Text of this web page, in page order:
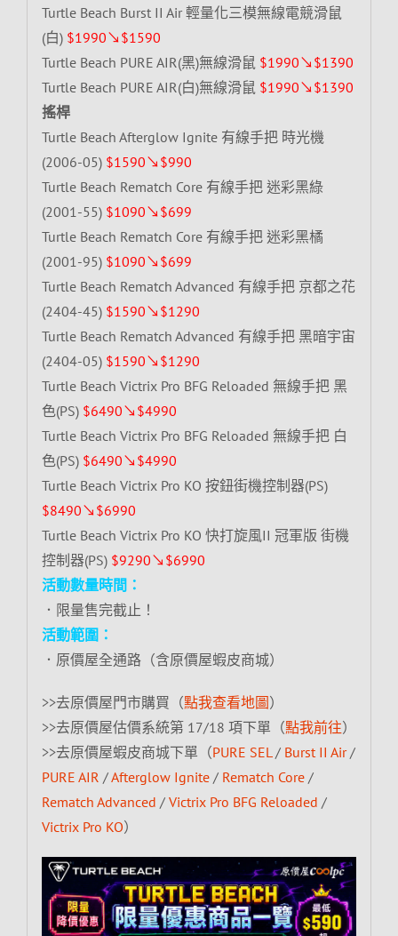
Turtle Beach Burst II Air 輕量化三模無線電競滑鼠
(白) $1990↘$1590
Turtle Beach PURE AIR(黑)無線滑鼠 $1990↘$1390
Turtle Beach PURE AIR(白)無線滑鼠 $1990↘$1390
搖桿
Turtle Beach Afterglow Ignite 有線手把 時光機
(2006-05) $1590↘$990
Turtle Beach Rematch Core 有線手把 迷彩黑綠
(2001-55) $1090↘$699
Turtle Beach Rematch Core 有線手把 迷彩黑橘
(2001-95) $1090↘$699
Turtle Beach Rematch Advanced 有線手把 京都之花
(2404-45) $1590↘$1290
Turtle Beach Rematch Advanced 有線手把 黑暗宇宙
(2404-05) $1590↘$1290
Turtle Beach Victrix Pro BFG Reloaded 無線手把 黑
色(PS) $6490↘$4990
Turtle Beach Victrix Pro BFG Reloaded 無線手把 白
色(PS) $6490↘$4990
Turtle Beach Victrix Pro KO 按鈕街機控制器(PS)
$8490↘$6990
Turtle Beach Victrix Pro KO 快打旋風II 冠軍版 街機
控制器(PS) $9290↘$6990
活動數量時間：
．限量售完截止！
活動範圍：
．原價屋全通路（含原價屋蝦皮商城）
>>去原價屋門市購買（點我查看地圖）
>>去原價屋估價系統第 17/18 項下單（點我前往）
>>去原價屋蝦皮商城下單（PURE SEL / Burst II Air/
PURE AIR /Afterglow Ignite/ Rematch Core/
Rematch Advanced / Victrix Pro BFG Reloaded /
Victrix Pro KO）